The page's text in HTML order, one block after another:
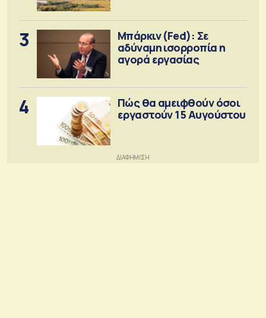
3
Μπάρκιν (Fed): Σε
αδύναμη ισορροπία η
αγορά εργασίας
4
Πώς θα αμειφθούν όσοι
εργαστούν 15 Αυγούστου